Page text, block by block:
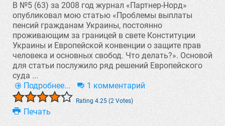
В №5 (63) за 2008 год журнал «Партнер-Норд»
опубликовал мою статью «Проблемы выплаты
пенсий гражданам Украины, постоянно
проживающим за границей в свете Конституции
Украины и Европейской конвенции о защите прав
человека и основных свобод. Что делать?». Основой
для статьи послужило ряд решений Европейского
суда ...
Подробнее...
1 комментарий
Rating 4.25 (2 Votes)
Печать